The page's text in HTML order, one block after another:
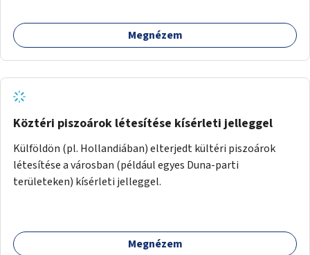
Megnézem
Köztéri piszoárok létesítése kísérleti jelleggel
Külföldön (pl. Hollandiában) elterjedt kültéri piszoárok
létesítése a városban (például egyes Duna-parti
területeken) kísérleti jelleggel.
Megnézem